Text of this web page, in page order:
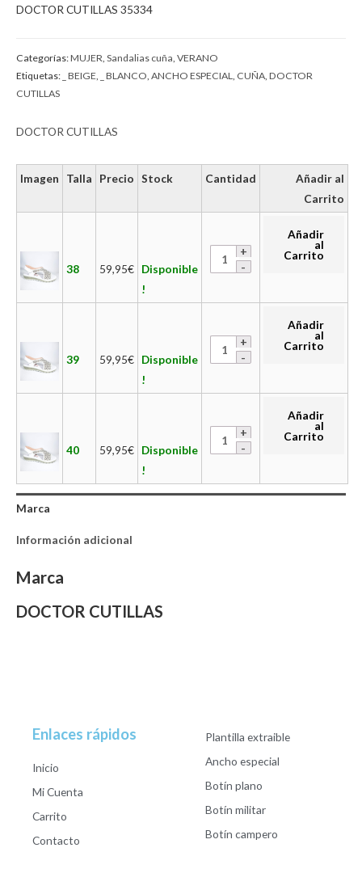
DOCTOR CUTILLAS 35334
Categorías:MUJER Sandalias cuña VERANO
Etiquetas: _ BEIGE _ BLANCO ANCHO ESPECIAL CUÑA DOCTOR
CUTILLAS
DOCTOR CUTILLAS
Imagen Talla Precio Stock Cantidad
Añadir al
Carrito
38 59,95€ Disponible
!
Añadir
al
Carrito
39 59,95€ Disponible
!
Añadir
al
Carrito
40 59,95€ Disponible
!
Añadir
al
Carrito
Marca
Información adicional
Marca
DOCTOR CUTILLAS
Enlaces rápidos
Inicio
Mi Cuenta
Carrito
Contacto
Plantilla extraible
Ancho especial
Botín plano
Botín militar
Botín campero